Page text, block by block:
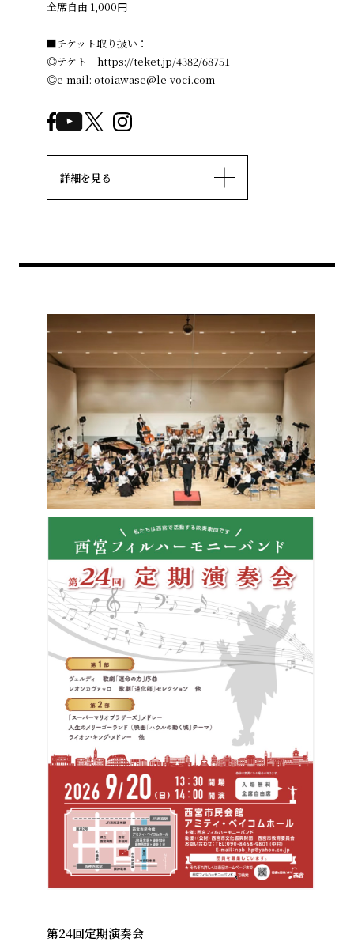
全席自由 1,000円
■チケット取り扱い：
◎テケト https://teket.jp/4382/68751
◎e-mail: otoiawase@le-voci.com
詳細を見る
第24回定期演奏会